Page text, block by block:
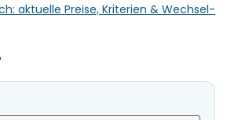
aktuelle Preise, Kriterien & Wechsel-